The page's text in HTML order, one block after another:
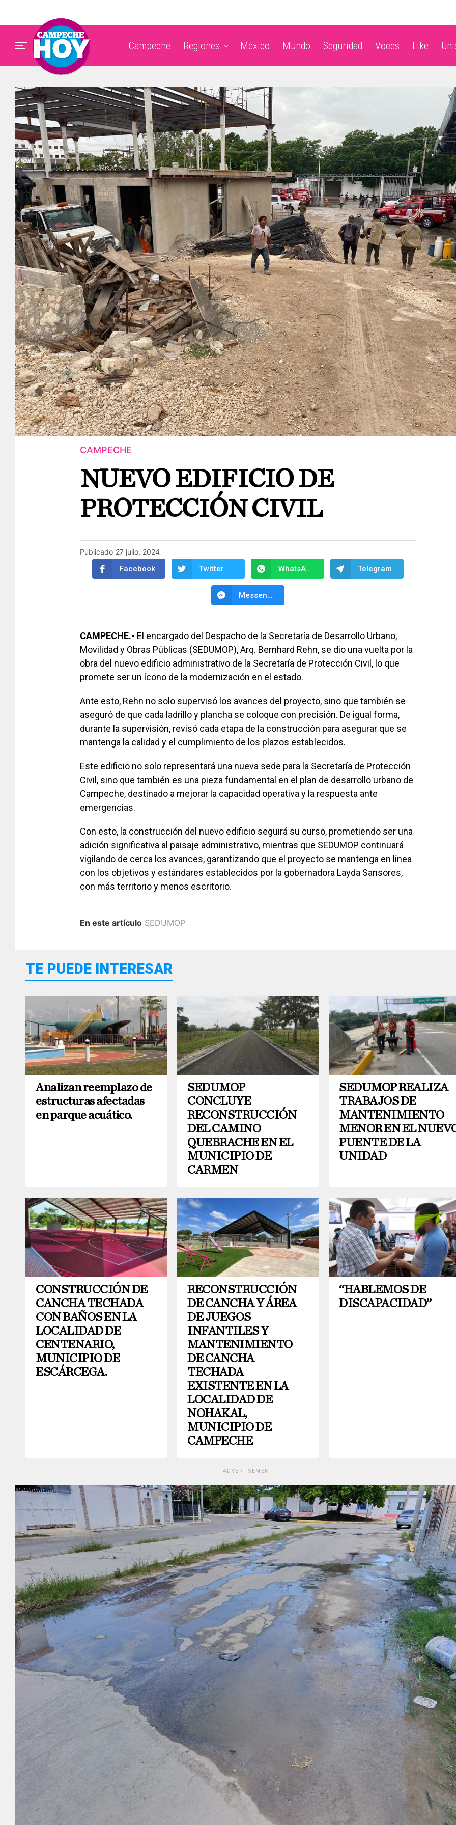
Campeche Regiones México Mundo Seguridad Voces Like
CAMPECHE
NUEVO EDIFICIO DE
PROTECCIÓN CIVIL
Publicado 27 julio, 2024
Facebook Twitter WhatsApp Telegram
Messenger
CAMPECHE.- El encargado del Despacho de la Secretaría de Desarrollo Urbano,
Movilidad y Obras Públicas (SEDUMOP), Arq. Bernhard Rehn, se dio una vuelta por la
obra del nuevo edificio administrativo de la Secretaría de Protección Civil, lo que
promete ser un ícono de la modernización en el estado.
Ante esto, Rehn no solo supervisó los avances del proyecto, sino que también se
aseguró de que cada ladrillo y plancha se coloque con precisión. De igual forma,
durante la supervisión, revisó cada etapa de la construcción para asegurar que se
mantenga la calidad y el cumplimiento de los plazos establecidos.
Este edificio no solo representará una nueva sede para la Secretaría de Protección
Civil, sino que también es una pieza fundamental en el plan de desarrollo urbano de
Campeche, destinado a mejorar la capacidad operativa y la respuesta ante
emergencias.
Con esto, la construcción del nuevo edificio seguirá su curso, prometiendo ser una
adición significativa al paisaje administrativo, mientras que SEDUMOP continuará
vigilando de cerca los avances, garantizando que el proyecto se mantenga en línea
con los objetivos y estándares establecidos por la gobernadora Layda Sansores,
con más territorio y menos escritorio.
En este artículo SEDUMOP
TE PUEDE INTERESAR
Analizan reemplazo de
estructuras afectadas
en parque acuático.
SEDUMOP
CONCLUYE
RECONSTRUCCIÓN
DEL CAMINO
QUEBRACHE EN EL
MUNICIPIO DE
CARMEN
SEDUMOP REALIZA
TRABAJOS DE
MANTENIMIENTO
MENOR EN EL
PUENTE DE LA
UNIDAD
CONSTRUCCIÓN DE
CANCHA TECHADA
CON BAÑOS EN LA
LOCALIDAD DE
CENTENARIO,
MUNICIPIO DE
ESCÁRCEGA.
RECONSTRUCCIÓN
DE CANCHA Y ÁREA
DE JUEGOS
INFANTILES Y
MANTENIMIENTO
DE CANCHA
TECHADA
EXISTENTE EN LA
LOCALIDAD DE
NOHAKAL,
MUNICIPIO DE
CAMPECHE
“HABLEMOS DE
DISCAPACIDAD”
ADVERTISEMENT